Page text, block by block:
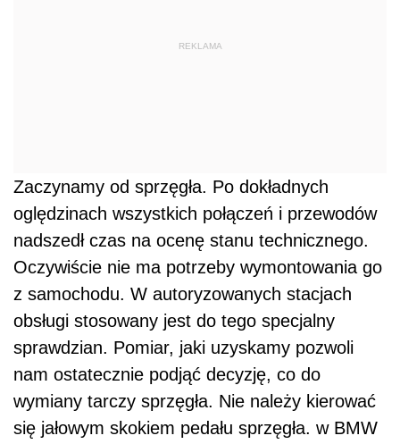
REKLAMA
Zaczynamy od sprzęgła. Po dokładnych
oględzinach wszystkich połączeń i przewodów
nadszedł czas na ocenę stanu technicznego.
Oczywiście nie ma potrzeby wymontowania go
z samochodu. W autoryzowanych stacjach
obsługi stosowany jest do tego specjalny
sprawdzian. Pomiar, jaki uzyskamy pozwoli
nam ostatecznie podjąć decyzję, co do
wymiany tarczy sprzęgła. Nie należy kierować
się jałowym skokiem pedału sprzęgła. w BMW